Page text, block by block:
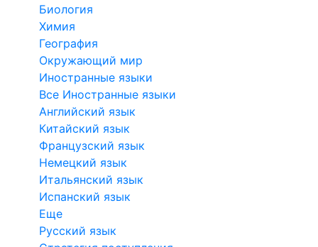
Биология
Химия
География
Окружающий мир
Иностранные языки
Все Иностранные языки
Английский язык
Китайский язык
Французский язык
Немецкий язык
Итальянский язык
Испанский язык
Еще
Русский язык